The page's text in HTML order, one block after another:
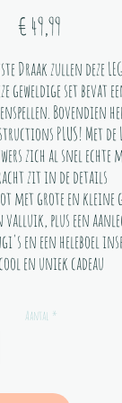
€ 49,99Prijs
Draak zullen deze
geweldige set bevat
Bovendien
PLUS! Met de
zich al snel echte
zit in de details
met grote en
plus een
en een heleboel
en uniek cadeau
menselijke gedaante
jonge trendsetters,
uit de film
fans met deze leuke
functies en
Aantal *